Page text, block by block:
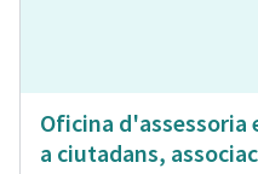
Oficina d'assessoria
a ciutadans,